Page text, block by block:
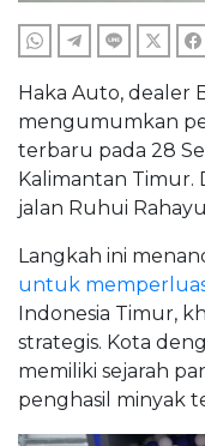
WHATSAPPTELEGRAM
LINE
Haka Auto, dealer
mengumumkan
terbaru pada 28
Kalimantan Timur.
jalan Ruhui Rahayu
Langkah ini
untuk
Indonesia Timur,
strategis. Kota
memiliki sejarah
penghasil minyak